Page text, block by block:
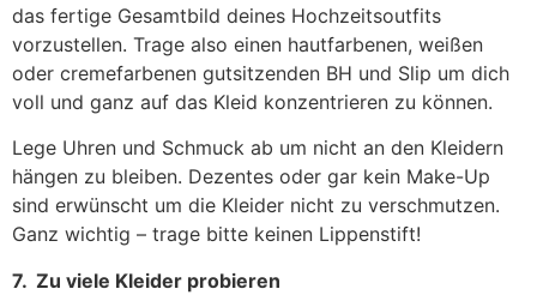
das fertige Gesamtbild deines Hochzeitsoutfits
vorzustellen. Trage also einen hautfarbenen, weißen
oder cremefarbenen gutsitzenden BH und Slip um dich
voll und ganz auf das Kleid konzentrieren zu können.
Lege Uhren und Schmuck ab um nicht an den Kleidern
hängen zu bleiben. Dezentes oder gar kein Make-Up
sind erwünscht um die Kleider nicht zu verschmutzen.
Ganz wichtig – trage bitte keinen Lippenstift!
7. Zu viele Kleider probieren